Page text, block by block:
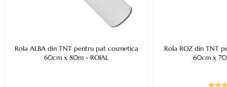
Rola ALBA din TNT pentru pat cosmetica
60cm x 80m - ROIAL
Rola ROZ din TNT
60cm x